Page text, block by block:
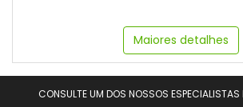
Maiores detalhes
CONSULTE UM DOS NOSSOS ESPECIALISTAS